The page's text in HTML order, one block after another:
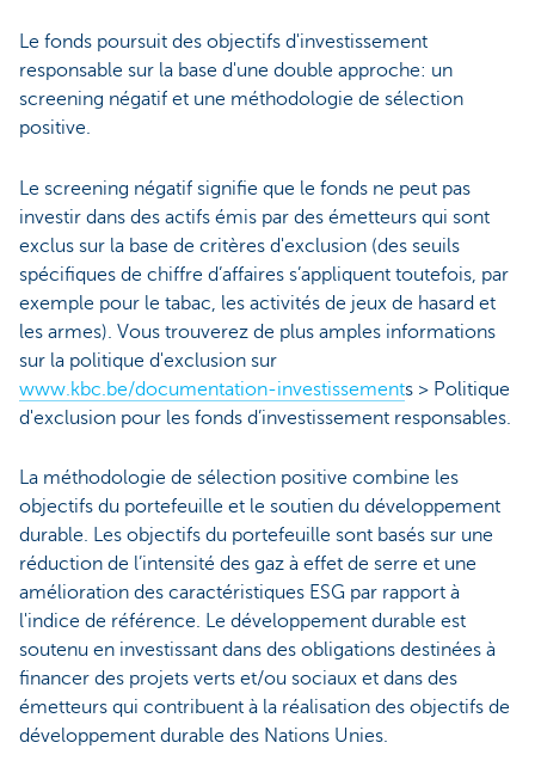
Le fonds poursuit des objectifs d'investissement
responsable sur la base d'une double approche: un
screening négatif et une méthodologie de sélection
positive.
Le screening négatif signifie que le fonds ne peut pas
investir dans des actifs émis par des émetteurs qui sont
exclus sur la base de critères d'exclusion (des seuils
spécifiques de chiffre d’affaires s’appliquent toutefois, par
exemple pour le tabac, les activités de jeux de hasard et
les armes). Vous trouverez de plus amples informations
sur la politique d'exclusion sur
www.kbc.be/documentation-investissements > Politique
d'exclusion pour les fonds d’investissement responsables.
La méthodologie de sélection positive combine les
objectifs du portefeuille et le soutien du développement
durable. Les objectifs du portefeuille sont basés sur une
réduction de l’intensité des gaz à effet de serre et une
amélioration des caractéristiques ESG par rapport à
l'indice de référence. Le développement durable est
soutenu en investissant dans des obligations destinées à
financer des projets verts et/ou sociaux et dans des
émetteurs qui contribuent à la réalisation des objectifs de
développement durable des Nations Unies.